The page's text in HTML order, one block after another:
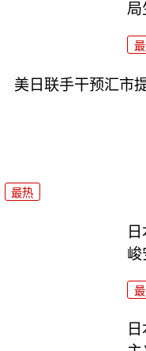
局
美日联手干预汇市
最热
峻